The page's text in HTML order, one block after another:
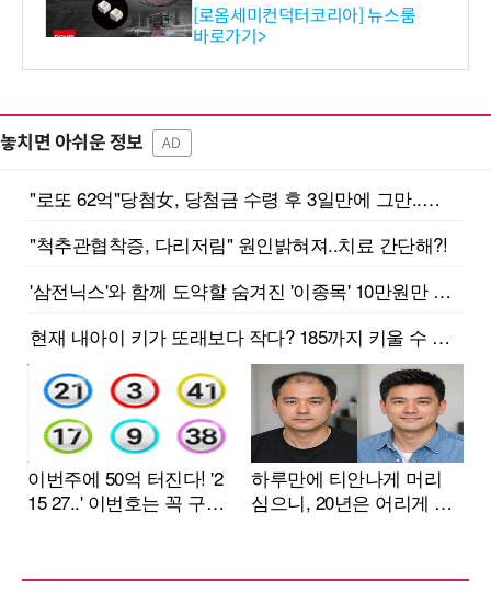
스 개발
[로옴세미컨덕터코리아] 뉴스룸
바로가기>
놓치면 아쉬운 정보 AD